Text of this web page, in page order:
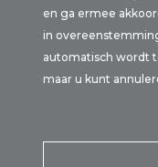
en ga ermee
in
automatisch wordt
maar u kunt